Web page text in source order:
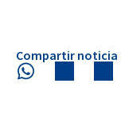
Compartir noticia